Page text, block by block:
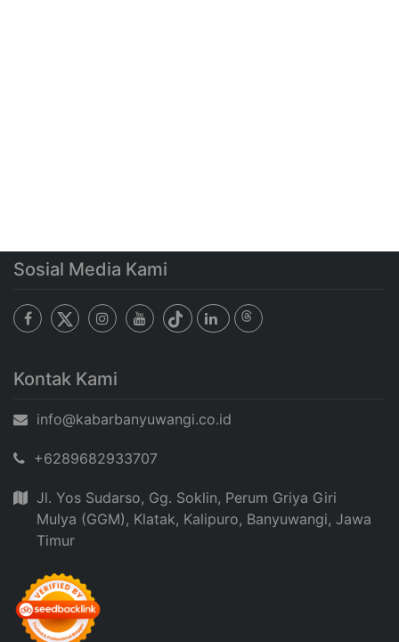
Sosial Media Kami
Kontak Kami
info@kabarbanyuwangi.co.id
+6289682933707
Jl. Yos Sudarso, Gg. Soklin, Perum Griya Giri
Mulya (GGM), Klatak, Kalipuro, Banyuwangi, Jawa
Timur